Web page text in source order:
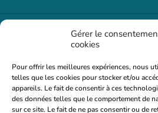
Gérer le
cookies
Pour offrir les meilleures expériences, nous
telles que les cookies pour stocker et/ou
appareils. Le fait de consentir à ces
des données telles que le comportement de
sur ce site. Le fait de ne pas consentir ou de
Une
Si vous avez des questions ou des
pas à nous contacter. Nous
répondre dans les plus
Foire aux